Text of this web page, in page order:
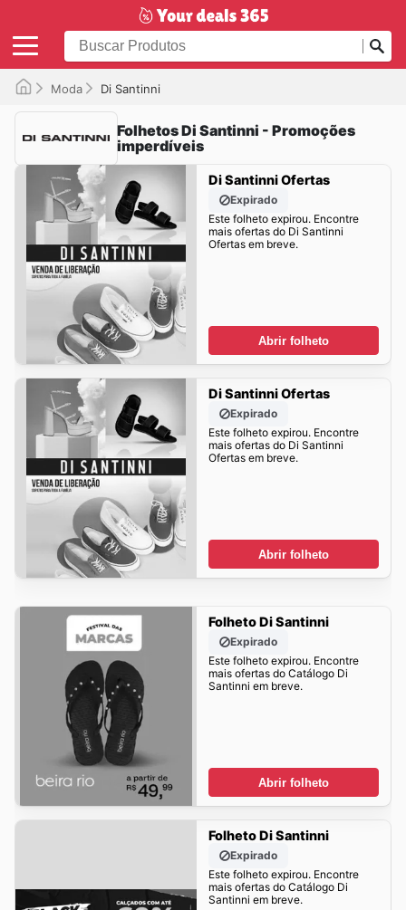
Moda Di Santinni
Folhetos Di Santinni - Promoções
imperdíveis
Di Santinni Ofertas
Expirado
Este folheto expirou. Encontre
mais ofertas do Di Santinni
Ofertas em breve.
Abrir folheto
Di Santinni Ofertas
Expirado
Este folheto expirou. Encontre
mais ofertas do Di Santinni
Ofertas em breve.
Abrir folheto
Folheto Di Santinni
Expirado
Este folheto expirou. Encontre
mais ofertas do Catálogo Di
Santinni em breve.
Abrir folheto
Folheto Di Santinni
Expirado
Este folheto expirou. Encontre
mais ofertas do Catálogo Di
Santinni em breve.